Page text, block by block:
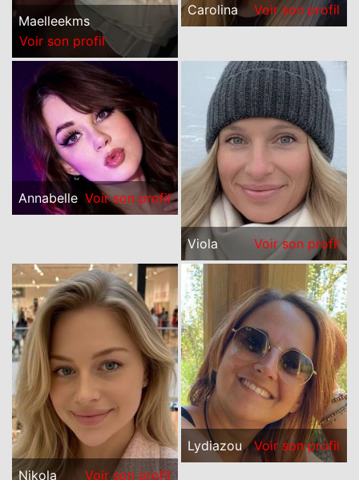
Maelleekms
Voir son profil
Carolina Voir son profil
Annabelle Voir son profil
Viola Voir son profil
Nikola Voir son profil
Lydiazou Voir son profil